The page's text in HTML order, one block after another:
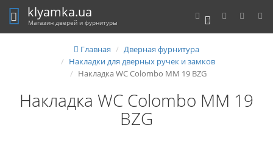
0
klyamka.ua
Магазин дверей и фурнитуры
Главная
Дверная фурнитура
Накладки для дверных ручек и замков
Накладка WC Colombo MM 19 BZG
Накладка WC Colombo MM 19
BZG